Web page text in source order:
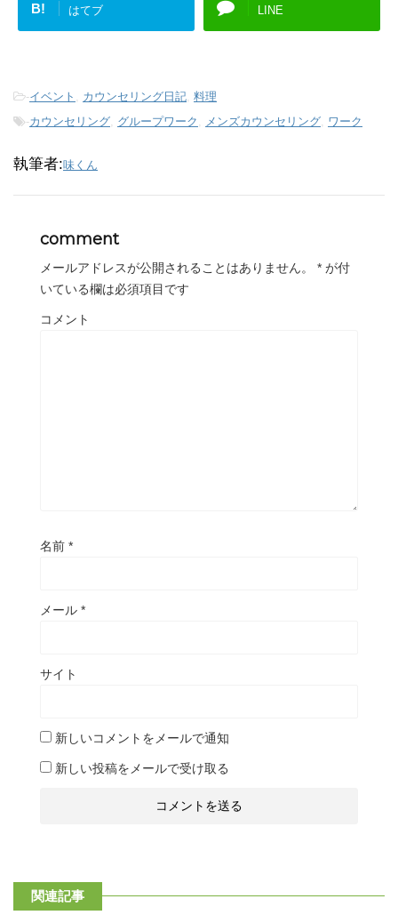
B! はてブ LINE
-イベント , カウンセリング日記, 料理
-カウンセリング, グループワーク , メンズカウンセリング, ワーク
執筆者:味くん
comment
メールアドレスが公開されることはありません。 * が付
いている欄は必須項目です
コメント
名前 *
メール *
サイト
新しいコメントをメールで通知
新しい投稿をメールで受け取る
関連記事